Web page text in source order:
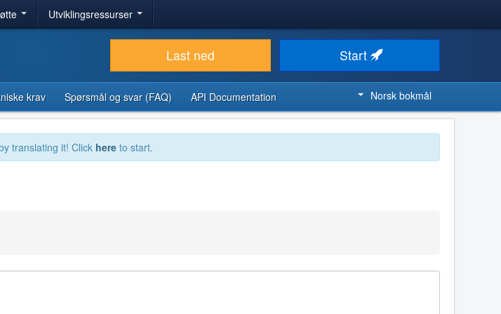
Utviklingsressurser
Last ned Start
krav Spørsmål og svar (FAQ) API Documentation Norsk bokmål
translating it! Click here to start.